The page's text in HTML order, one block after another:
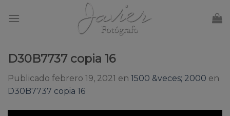
D30B7737 copia 16
Publicado febrero 19, 2021 en 1500 &veces; 2000 en
D30B7737 copia 16